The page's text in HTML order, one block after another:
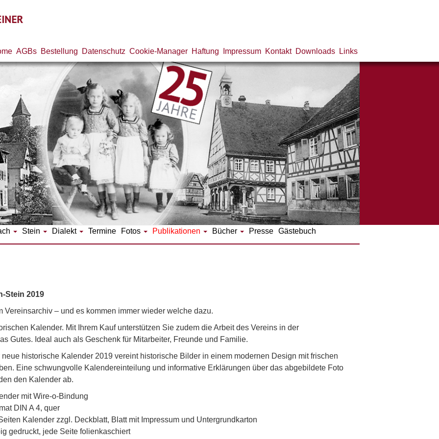
AGBs Bestellung Datenschutz Cookie-Manager Haftung Impressum Kontakt Downloads Links
Stein Dialekt Termine Fotos Publikationen Bücher Presse Gästebuch
Stein 2019
Vereinsarchiv – und es kommen immer wieder welche dazu.
Kalender. Mit Ihrem Kauf unterstützen Sie zudem die Arbeit des Vereins in der
Gutes. Ideal auch als Geschenk für Mitarbeiter, Freunde und Familie.
neue historische Kalender 2019 vereint historische Bilder in einem modernen Design mit frischen
Eine schwungvolle Kalendereinteilung und informative Erklärungen über das abgebildete Foto
den Kalender ab.
mit Wire-o-Bindung
DIN A 4, quer
Kalender zzgl. Deckblatt, Blatt mit Impressum und Untergrundkarton
gedruckt, jede Seite folienkaschiert